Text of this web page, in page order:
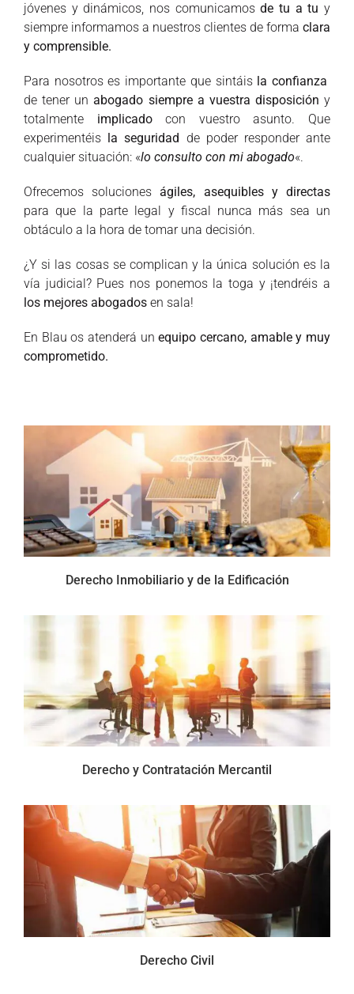
jóvenes y dinámicos, nos comunicamosde tu a tuy
siempre informamos a nuestros clientes de forma clara
y comprensible.
Para nosotros es importante que sintáis la confianza
de tener unabogado siempre a vuestra disposición y
totalmente implicadocon vuestro asunto. Que
experimentéis la seguridad de poder responder ante
cualquier situación: «lo consulto con mi abogado«.
Ofrecemos solucioneságiles, asequibles y directas
para que la parte legal y fiscal nunca más sea un
obtáculo a la hora de tomar una decisión.
¿Y si las cosas se complican y la única solución es la
vía judicial? Pues nos ponemos la toga y ¡tendréis a
los mejores abogados en sala!
En Blau os atenderá unequipo cercano, amable y muy
comprometido.
Derecho Inmobiliario y de la Edificación
Derecho y Contratación Mercantil
Derecho Civil